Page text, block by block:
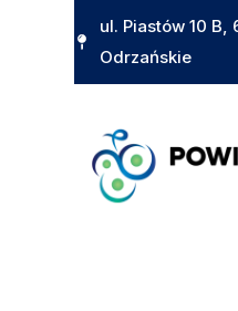
treściul. Piastów 10
Odrzańskie